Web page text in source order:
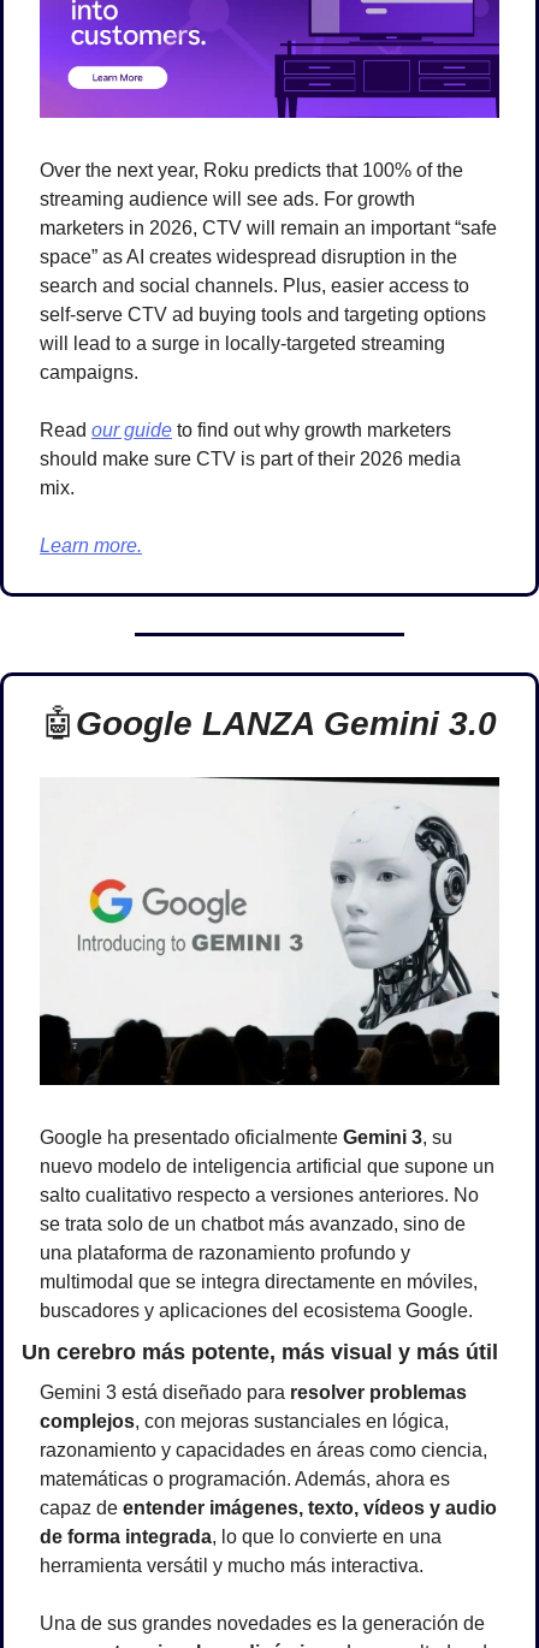
Over the next year, Roku predicts that 100% of the
streaming audience will see ads. For growth
marketers in 2026, CTV will remain an important “safe
space” as AI creates widespread disruption in the
search and social channels. Plus, easier access to
self-serve CTV ad buying tools and targeting options
will lead to a surge in locally-targeted streaming
campaigns.
Read our guide to find out why growth marketers
should make sure CTV is part of their 2026 media
mix.
Learn more.
🤖Google LANZA Gemini 3.0
Google ha presentado oficialmente Gemini 3, su
nuevo modelo de inteligencia artificial que supone un
salto cualitativo respecto a versiones anteriores. No
se trata solo de un chatbot más avanzado, sino de
una plataforma de razonamiento profundo y
multimodal que se integra directamente en móviles,
buscadores y aplicaciones del ecosistema Google.
Un cerebro más potente, más visual y más útil
Gemini 3 está diseñado para resolver problemas
complejos, con mejoras sustanciales en lógica,
razonamiento y capacidades en áreas como ciencia,
matemáticas o programación. Además, ahora es
capaz de entender imágenes, texto, vídeos y audio
de forma integrada, lo que lo convierte en una
herramienta versátil y mucho más interactiva.